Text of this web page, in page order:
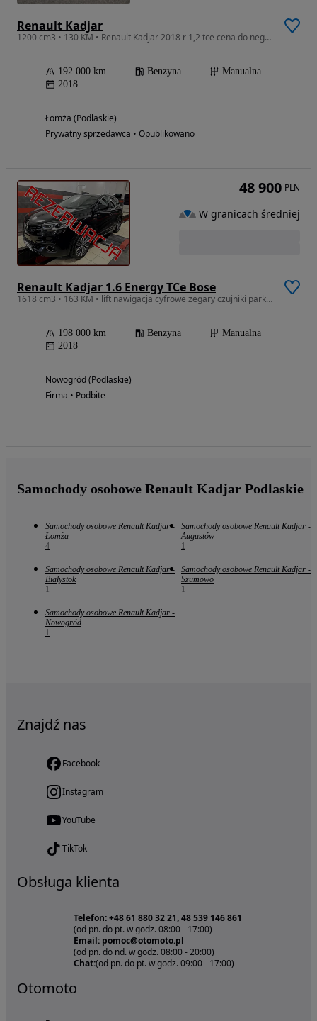
Renault Kadjar
1200 cm3 • 130 KM • Renault Kadjar 2018 r 1,2 tce cena do negocjacji ;)
192 000 km Benzyna
Manualna
2018
Łomża (Podlaskie)
Prywatny sprzedawca • Opublikowano
Renault Kadjar 1.6 Energy TCe Bose
1618 cm3 • 163 KM • lift nawigacja cyfrowe zegary czujniki parkowania kamera cofania
198 000 km Benzyna
Manualna
2018
Nowogród (Podlaskie)
Firma • Podbite
48 900 PLN
W granicach średniej
Samochody osobowe Renault Kadjar Podlaskie
Samochody osobowe Renault Kadjar -
Łomża
4
Samochody osobowe Renault Kadjar -
Augustów
1
Samochody osobowe Renault Kadjar -
Białystok
1
Samochody osobowe Renault Kadjar -
Szumowo
1
Samochody osobowe Renault Kadjar -
Nowogród
1
Znajdź nas
Facebook
Instagram
YouTube
TikTok
Obsługa klienta
Telefon: +48 61 880 32 21, 48 539 146 861
(od pn. do pt. w godz. 08:00 - 17:00)
Email: pomoc@otomoto.pl
(od pn. do nd. w godz. 08:00 - 20:00)
Chat:(od pn. do pt. w godz. 09:00 - 17:00)
Otomoto